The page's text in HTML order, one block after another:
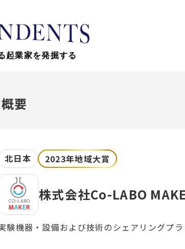
起業家を発掘する
要
北日本 2023年地域大賞
株式会社Co-LABO
験機器・設備および技術のシェアリングプ